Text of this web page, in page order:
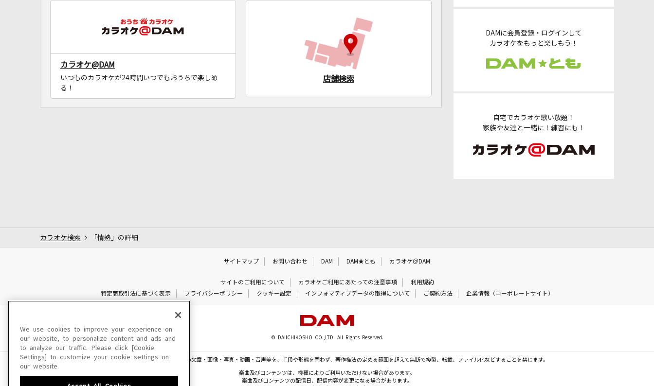
DAMに会員登録・ログインして
カラオケをもっと楽しもう！
自宅でカラオケ歌い放題！
家族や友達と一緒に！練習にも！
カラオケ@DAM
いつものカラオケが24時間いつでもおうちで楽しめ
る！
店舗検索
カラオケ検索 「情熱」の詳細
サイトマップ お問い合わせ DAM DAM★とも カラオケ＠DAM
サイトのご利用について カラオケご利用にあたっての注意事項
利用規約
特定商取引法に基づく表示
プライバシーポリシー クッキー設定 インフォマティブデータの取得について ご契約方法 企業情報（コーポレートサイト）
© DAIICHIKOSHO CO.,LTD. All Rights Reserved.
このサイトに掲載されている一切の文章・画像・写真・動画・音声等を、手段や形態を問わず、著作権法の定める範囲を超えて無断で複製、転載、ファイル化などすることを禁じます。
楽曲及びコンテンツは、機種によりご利用いただけない場合があります。
楽曲及びコンテンツの配信日、配信内容が変更になる場合があります。
We use cookies to improve your experience on
our website, to personalize content and ads and
to analyze our traffic. Please click [Cookie
Settings] to customize your cookie settings on
our website.